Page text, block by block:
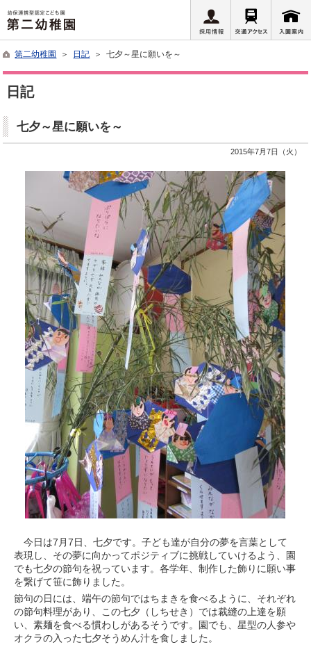
第二幼稚園 ＞ 日記 ＞ 七夕～星に願いを～
日記
七夕～星に願いを～
2015年7月7日（火）
今日は7月7日、七夕です。子ども達が自分の夢を言葉として
表現し、その夢に向かってポジティブに挑戦していけるよう、園
でも七夕の節句を祝っています。各学年、制作した飾りに願い事
を繋げて笹に飾りました。
節句の日には、端午の節句ではちまきを食べるように、それぞれ
の節句料理があり、この七夕（しちせき）では裁縫の上達を願
い、素麺を食べる慣わしがあるそうです。園でも、星型の人参や
オクラの入った七夕そうめん汁を食しました。